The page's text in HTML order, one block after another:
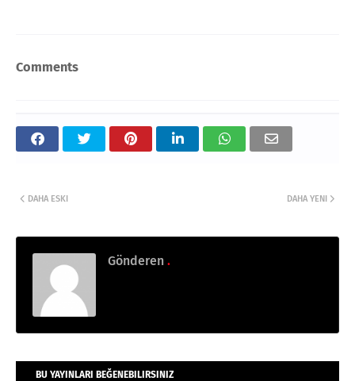
Comments
DAHA YENI
DAHA ESKI
Gönderen .
BU YAYINLARI BEĞENEBILIRSINIZ